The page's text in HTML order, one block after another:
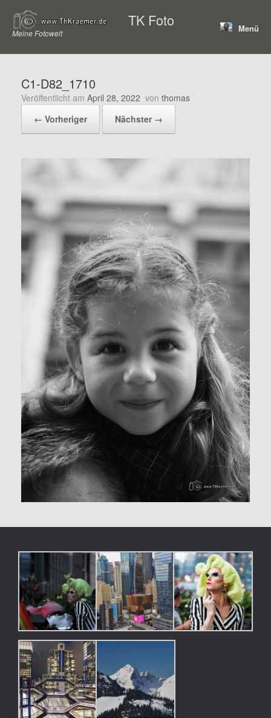
Inhalt
springen
TK Foto
Meine Fotowelt Menü
C1-D82_1710
Veröffentlicht am April 28, 2022 von thomas
← Vorheriger
Nächster →